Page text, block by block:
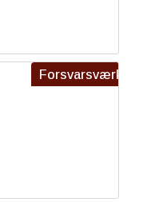
Forsvarsværk